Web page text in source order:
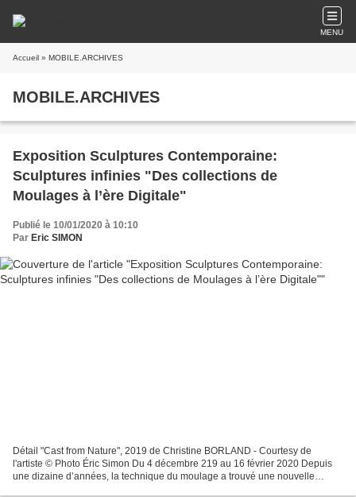
MENU
Accueil » MOBILE.ARCHIVES
MOBILE.ARCHIVES
Exposition Sculptures Contemporaine:
Sculptures infinies "Des collections de
Moulages à l’ère Digitale"
Publié le 10/01/2020 à 10:10
Par Eric SIMON
Détail "Cast from Nature", 2019 de Christine BORLAND - Courtesy de
l'artiste © Photo Éric Simon Du 4 décembre 219 au 16 février 2020 Depuis
une dizaine d’années, la technique du moulage a trouvé une nouvelle